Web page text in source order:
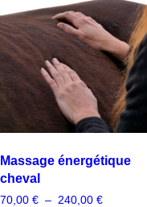
Massage énergétique
cheval
70,00 € – 240,00 €Plage